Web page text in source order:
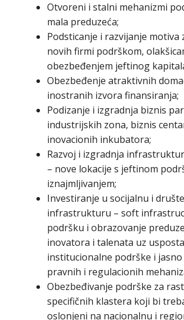
Otvoreni i stalni mehanizmi
mala preduzeća;
Podsticanje i razvijanje motiva
novih firmi podrškom,
obezbeđenjem jeftinog
Obezbeđenje atraktivnih
inostranih izvora finansiranja;
Podizanje i izgradnja biznis
industrijskih zona, biznis
inovacionih inkubatora;
Razvoj i izgradnja
– nove lokacije s jeftinom
iznajmljivanjem;
Investiranje u socijalnu i
infrastrukturu – soft
podršku i obrazovanje
inovatora i talenata uz
institucionalne podrške i
pravnih i regulacionih
Obezbeđivanje podrške za
specifičnih klastera koji bi
oslonjeni na nacionalnu i